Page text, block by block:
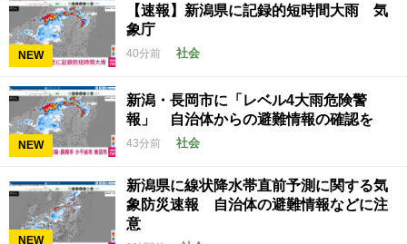
NEW
【速報】新潟県に記録的短時間大雨 気
象庁
40分前 社会
NEW
新潟・長岡市に「レベル4大雨危険警
報」 自治体からの避難情報の確認を
43分前 社会
NEW
新潟県に線状降水帯直前予測に関する気
象防災速報 自治体の避難情報などに注
意